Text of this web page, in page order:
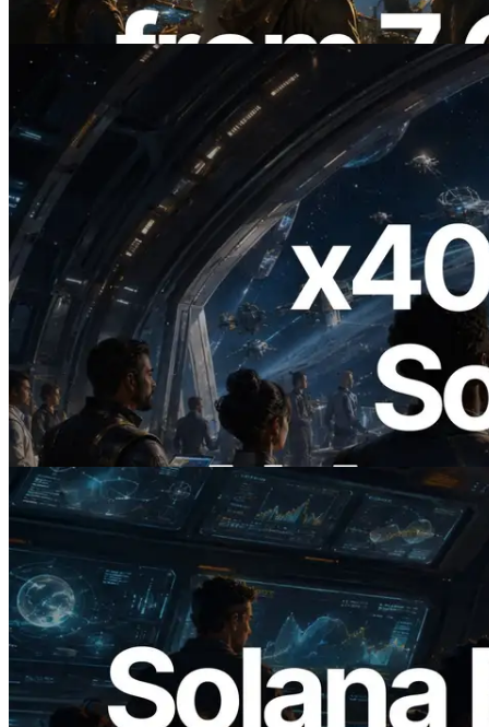
2026.07.04
ERPC lance un RPC Solana compatible
x402 — L'ère où les agents IA paient à la
demande les API dont ils ont besoin
Lire cet article